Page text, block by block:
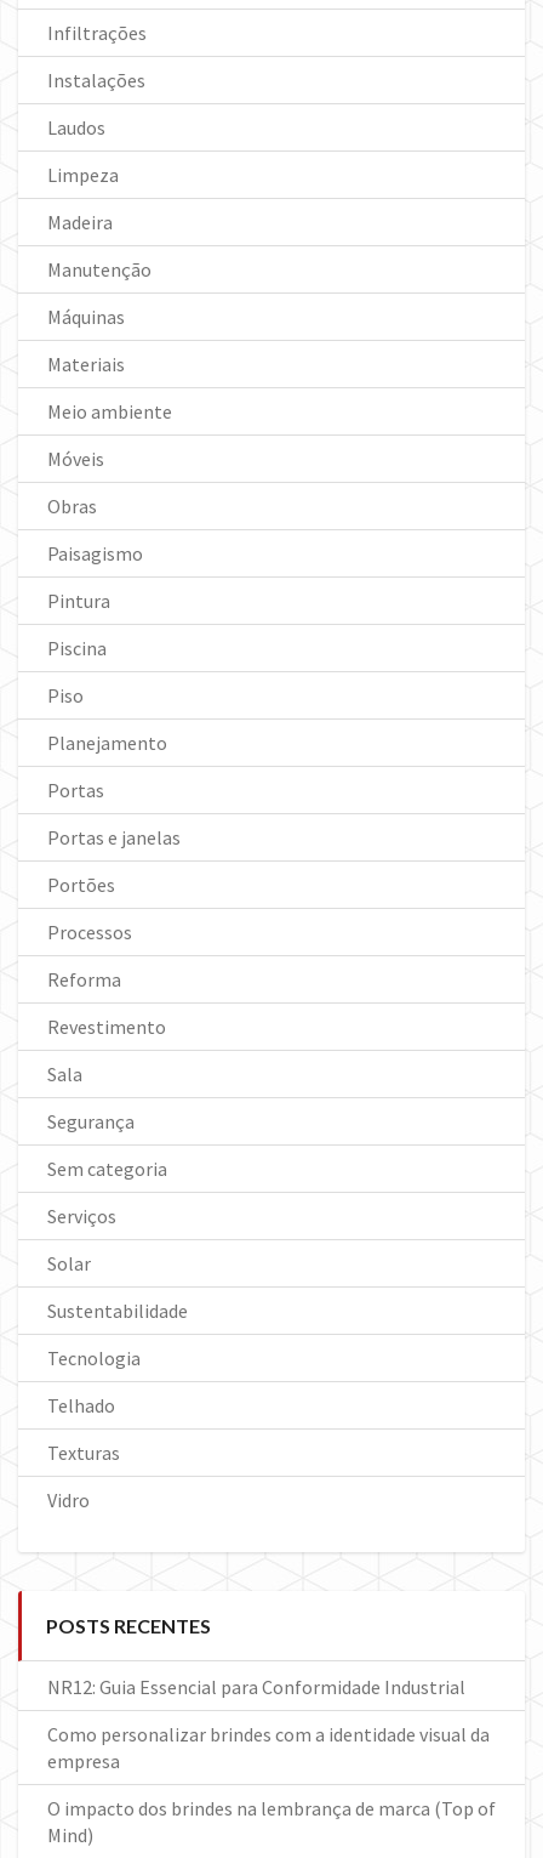
Infiltrações
Instalações
Laudos
Limpeza
Madeira
Manutenção
Máquinas
Materiais
Meio ambiente
Móveis
Obras
Paisagismo
Pintura
Piscina
Piso
Planejamento
Portas
Portas e janelas
Portões
Processos
Reforma
Revestimento
Sala
Segurança
Sem categoria
Serviços
Solar
Sustentabilidade
Tecnologia
Telhado
Texturas
Vidro
POSTS RECENTES
NR12: Guia Essencial para Conformidade Industrial
Como personalizar brindes com a identidade visual da
empresa
O impacto dos brindes na lembrança de marca (Top of
Mind)